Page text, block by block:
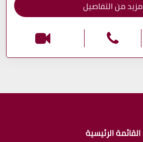
مزيد من التفاصيل
القائمة الرئيسية